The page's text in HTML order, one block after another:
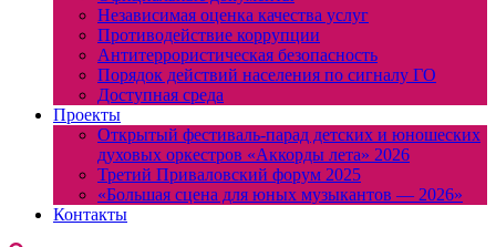
Независимая оценка качества услуг
Противодействие коррупции
Антитеррористическая безопасность
Порядок действий населения по сигналу ГО
Доступная среда
Проекты
Открытый фестиваль-парад детских и юношеских
духовых оркестров «Аккорды лета» 2026
Третий Приваловский форум 2025
«Большая сцена для юных музыкантов — 2026»
Контакты